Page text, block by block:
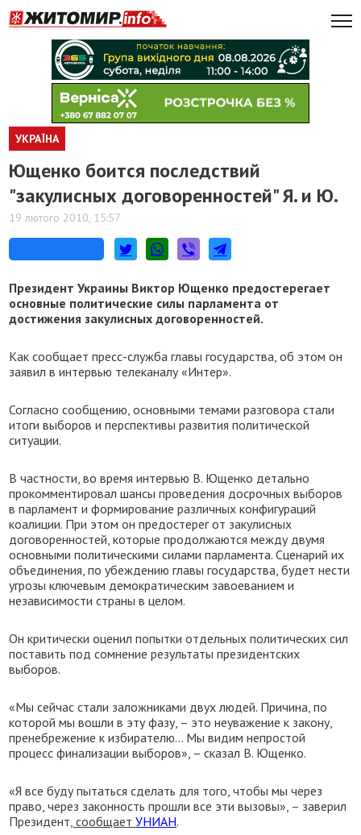
УКРАЇНА
Ющенко боится последствий
"закулисных договоренностей" Я. и Ю.
19 лютого 2010, 15:57
Президент Украины Виктор Ющенко предостерегает
основные политические силы парламента от
достижения закулисных договоренностей.
Как сообщает пресс-служба главы государства, об этом он
заявил в интервью телеканалу «Интер».
Согласно сообщению, основными темами разговора стали
итоги выборов и перспективы развития политической
ситуации.
В частности, во время интервью В. Ющенко детально
прокомментировал шансы проведения досрочных выборов
в парламент и формирование различных конфигураций
коалиции. При этом он предостерег от закулисных
договоренностей, которые продолжаются между двумя
основными политическими силами парламента. Сценарий их
объединения, по убеждению главы государства, будет нести
угрозы ключевым демократическим завоеванием и
независимости страны в целом.
Он критически оценил попытки отдельных политических сил
поставить под сомнение результаты президентских
выборов.
«Мы сейчас стали заложниками двух людей. Причина, по
которой мы вошли в эту фазу, – это неуважение к закону,
пренебрежение к избирателю... Мы видим непростой
процесс финализации выборов», – сказал В. Ющенко.
«Я все буду пытаться сделать для того, чтобы мы через
право, через законность прошли все эти вызовы», – заверил
Президент, сообщаетУНИАН.